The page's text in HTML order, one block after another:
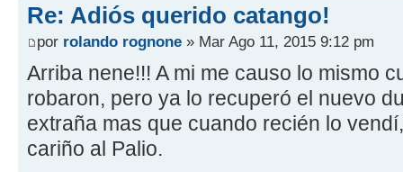
Re: Adiós querido catango!
por rolando rognone » Mar Ago 11, 2015 9:12 pm
Arriba nene!!! A mi me causo lo mismo
robaron, pero ya lo recuperó el nuevo
extraña mas que cuando recién lo
cariño al Palio.